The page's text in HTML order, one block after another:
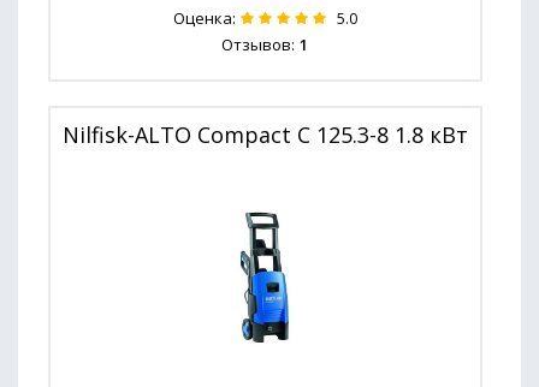
Оценка: 5.0
Отзывов: 1
Nilfisk-ALTO Compact C 125.3-8 1.8 кВт